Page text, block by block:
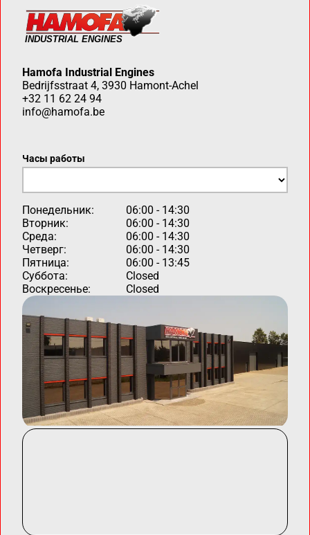
Hamofa Industrial Engines
Bedrijfsstraat 4, 3930 Hamont-Achel
+32 11 62 24 94
info@hamofa.be
Часы работы
Понедельник:
06:00 - 14:30
Вторник:
06:00 - 14:30
Среда:
06:00 - 14:30
Четверг:
06:00 - 14:30
Пятница:
06:00 - 13:45
Суббота:
Closed
Воскресенье:
Closed